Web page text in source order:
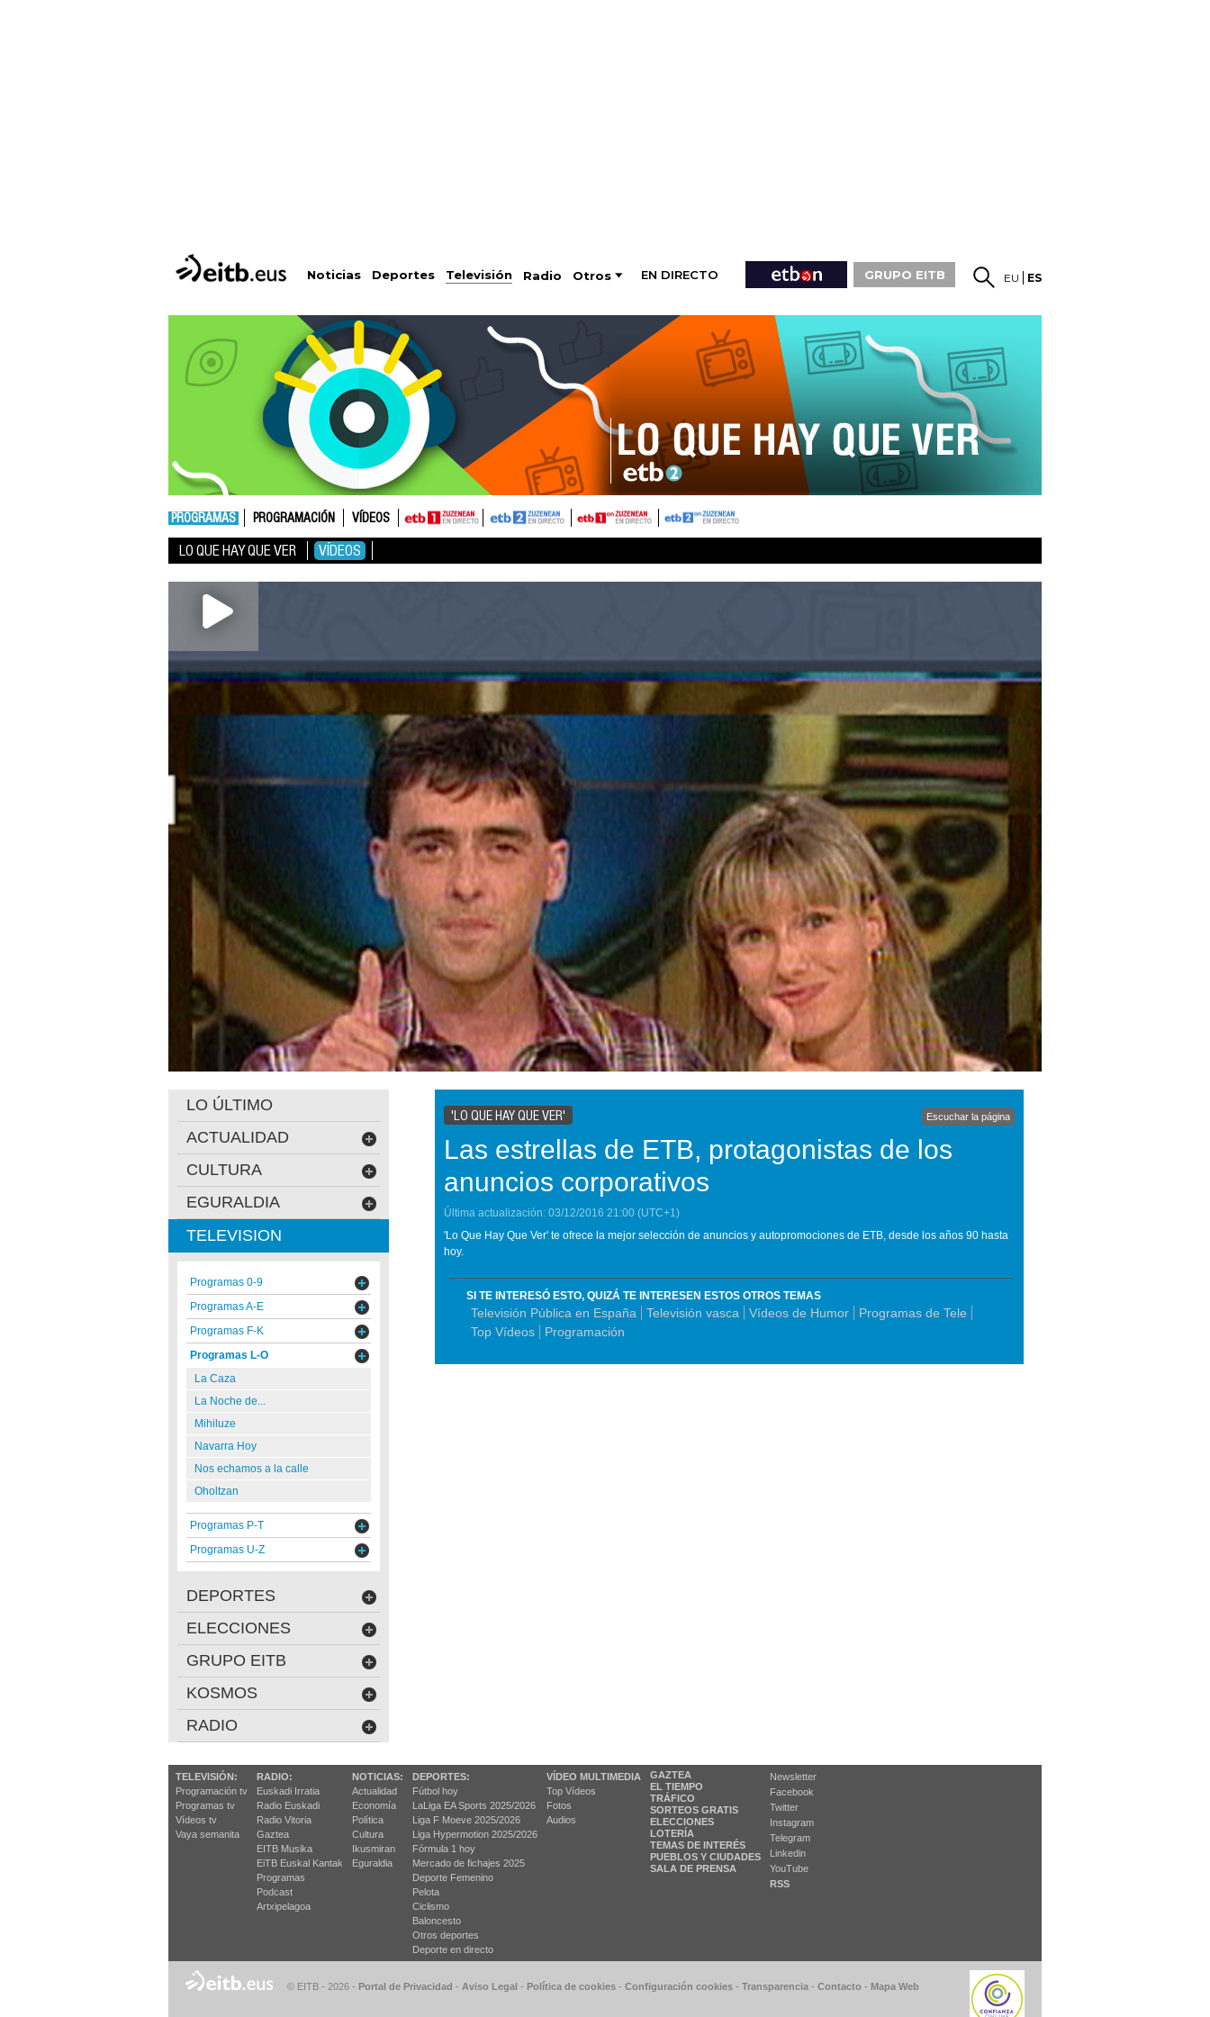
Noticias Deportes Televisión Radio Otros EN DIRECTO GRUPO EITB EU ES
PROGRAMAS PROGRAMACIÓN VÍDEOS
LO QUE HAY QUE VER VÍDEOS
'LO QUE HAY QUE VER' Escuchar la página
Las estrellas de ETB, protagonistas de los
anuncios corporativos
Última actualización: 03/12/2016 21:00 (UTC+1)
'Lo Que Hay Que Ver' te ofrece la mejor selección de anuncios y autopromociones de ETB, desde los años 90 hasta
hoy.
SI TE INTERESÓ ESTO, QUIZÁ TE INTERESEN ESTOS OTROS TEMAS
Televisión Pública en España Televisión vasca Vídeos de Humor
Programas de Tele
Top Vídeos
Programación
LO ÚLTIMO
ACTUALIDAD
CULTURA
EGURALDIA
TELEVISION
Programas 0-9
Programas A-E
Programas F-K
Programas L-O
La Caza
La Noche de...
Mihiluze
Navarra Hoy
Nos echamos a la calle
Oholtzan
Programas P-T
Programas U-Z
DEPORTES
ELECCIONES
GRUPO EITB
KOSMOS
RADIO
TELEVISIÓN:
Programación tv
Programas tv
Vídeos tv
Vaya semanita
RADIO:
Euskadi Irratia
Radio Euskadi
Radio Vitoria
Gaztea
EITB Musika
EiTB Euskal Kantak
Programas
Podcast
Artxipelagoa
NOTICIAS:
Actualidad
Economía
Política
Cultura
Ikusmiran
Eguraldia
DEPORTES:
Fútbol hoy
LaLiga EA Sports 2025/2026
Liga F Moeve 2025/2026
Liga Hypermotion 2025/2026
Fórmula 1 hoy
Mercado de fichajes 2025
Deporte Femenino
Pelota
Ciclismo
Baloncesto
Otros deportes
Deporte en directo
VÍDEO MULTIMEDIA
Top Vídeos
Fotos
Audios
GAZTEA
EL TIEMPO
TRÁFICO
SORTEOS GRATIS
ELECCIONES
LOTERÍA
TEMAS DE INTERÉS
PUEBLOS Y CIUDADES
SALA DE PRENSA
Newsletter
Facebook
Twitter
Instagram
Telegram
Linkedin
YouTube
RSS
© EITB - 2026 - Portal de Privacidad - Aviso Legal - Política de cookies - Configuración cookies - Transparencia - Contacto - Mapa Web